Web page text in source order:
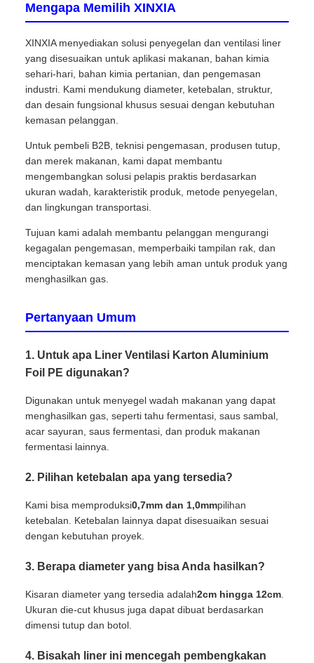
Mengapa Memilih XINXIA
XINXIA menyediakan solusi penyegelan dan ventilasi liner
yang disesuaikan untuk aplikasi makanan, bahan kimia
sehari-hari, bahan kimia pertanian, dan pengemasan
industri. Kami mendukung diameter, ketebalan, struktur,
dan desain fungsional khusus sesuai dengan kebutuhan
kemasan pelanggan.
Untuk pembeli B2B, teknisi pengemasan, produsen tutup,
dan merek makanan, kami dapat membantu
mengembangkan solusi pelapis praktis berdasarkan
ukuran wadah, karakteristik produk, metode penyegelan,
dan lingkungan transportasi.
Tujuan kami adalah membantu pelanggan mengurangi
kegagalan pengemasan, memperbaiki tampilan rak, dan
menciptakan kemasan yang lebih aman untuk produk yang
menghasilkan gas.
Pertanyaan Umum
1. Untuk apa Liner Ventilasi Karton Aluminium
Foil PE digunakan?
Digunakan untuk menyegel wadah makanan yang dapat
menghasilkan gas, seperti tahu fermentasi, saus sambal,
acar sayuran, saus fermentasi, dan produk makanan
fermentasi lainnya.
2. Pilihan ketebalan apa yang tersedia?
Kami bisa memproduksi0,7mm dan 1,0mmpilihan
ketebalan. Ketebalan lainnya dapat disesuaikan sesuai
dengan kebutuhan proyek.
3. Berapa diameter yang bisa Anda hasilkan?
Kisaran diameter yang tersedia adalah2cm hingga 12cm.
Ukuran die-cut khusus juga dapat dibuat berdasarkan
dimensi tutup dan botol.
4. Bisakah liner ini mencegah pembengkakan